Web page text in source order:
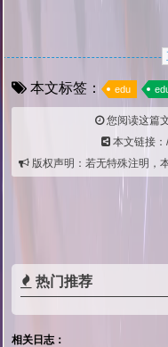
本文标签： edu
您阅读这篇
本文链接：
版权声明：若无特殊注明，
热门推荐
相关日志：